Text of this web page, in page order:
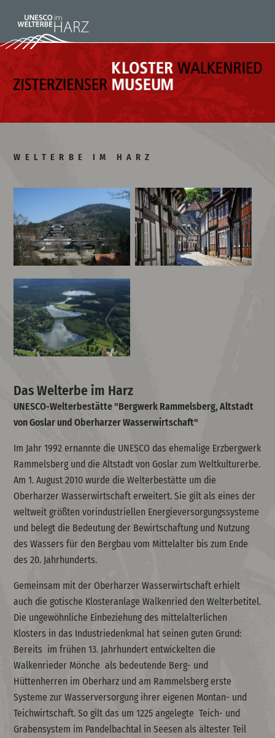
WELTERBE IM HARZ
Das Welterbe im Harz
UNESCO-Welterbestätte "Bergwerk Rammelsberg, Altstadt
von Goslar und Oberharzer Wasserwirtschaft"
Im Jahr 1992 ernannte die UNESCO das ehemalige Erzbergwerk
Rammelsberg und die Altstadt von Goslar zum Weltkulturerbe.
Am 1. August 2010 wurde die Welterbestätte um die
Oberharzer Wasserwirtschaft erweitert. Sie gilt als eines der
weltweit größten vorindustriellen Energieversorgungssysteme
und belegt die Bedeutung der Bewirtschaftung und Nutzung
des Wassers für den Bergbau vom Mittelalter bis zum Ende
des 20. Jahrhunderts.
Gemeinsam mit der Oberharzer Wasserwirtschaft erhielt
auch die gotische Klosteranlage Walkenried den Welterbetitel.
Die ungewöhnliche Einbeziehung des mittelalterlichen
Klosters in das Industriedenkmal hat seinen guten Grund:
Bereits im frühen 13. Jahrhundert entwickelten die
Walkenrieder Mönche als bedeutende Berg- und
Hüttenherren im Oberharz und am Rammelsberg erste
Systeme zur Wasserversorgung ihrer eigenen Montan- und
Teichwirtschaft. So gilt das um 1225 angelegte Teich- und
Grabensystem im Pandelbachtal in Seesen als ältester Teil